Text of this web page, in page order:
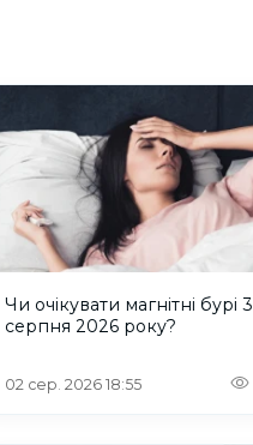
Чи очікувати магнітні бурі 3
серпня 2026 року?
02 сер. 2026 18:55